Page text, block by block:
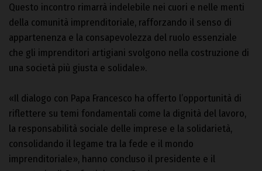
Questo incontro rimarrà indelebile nei cuori e nelle menti
della comunità imprenditoriale, rafforzando il senso di
appartenenza e la consapevolezza del ruolo essenziale
che gli imprenditori artigiani svolgono nella costruzione di
una società più giusta e solidale».
«Il dialogo con Papa Francesco ha offerto l’opportunità di
riflettere su temi fondamentali come la dignità del lavoro,
la responsabilità sociale delle imprese e la solidarietà,
consolidando il legame tra la fede e il mondo
imprenditoriale», hanno concluso il presidente e il